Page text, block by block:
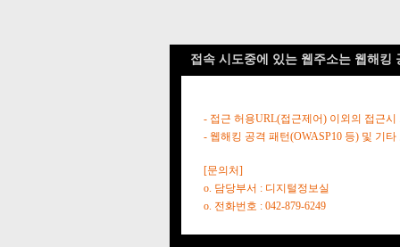
접속 시도중에 있는 웹주소는 웹해킹
- 접근 허용URL(접근제어) 이외의 접근시
- 웹해킹 공격 패턴(OWASP10 등) 및 기
[문의처]
o. 담당부서 : 디지털정보실
o. 전화번호 : 042-879-6249